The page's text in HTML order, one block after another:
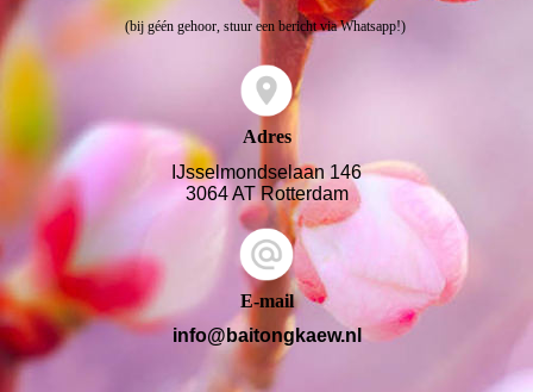
(bij géén gehoor, stuur een bericht via Whatsapp!)
Adres
IJsselmondselaan 146
3064 AT Rotterdam
E-mail
info@baitongkaew.nl